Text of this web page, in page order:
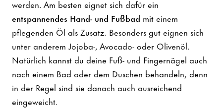
werden. Am besten eignet sich dafür ein
entspannendes Hand- und Fußbad mit einem
pflegenden Öl als Zusatz. Besonders gut eignen sich
unter anderem Jojoba-, Avocado- oder Olivenöl.
Natürlich kannst du deine Fuß- und Fingernägel auch
nach einem Bad oder dem Duschen behandeln, denn
in der Regel sind sie danach auch ausreichend
eingeweicht.